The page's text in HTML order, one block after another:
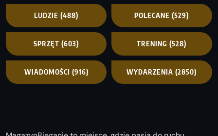
LUDZIE (488) POLECANE (529)
SPRZĘT (603) TRENING (528)
WIADOMOŚCI (916) WYDARZENIA (2850)